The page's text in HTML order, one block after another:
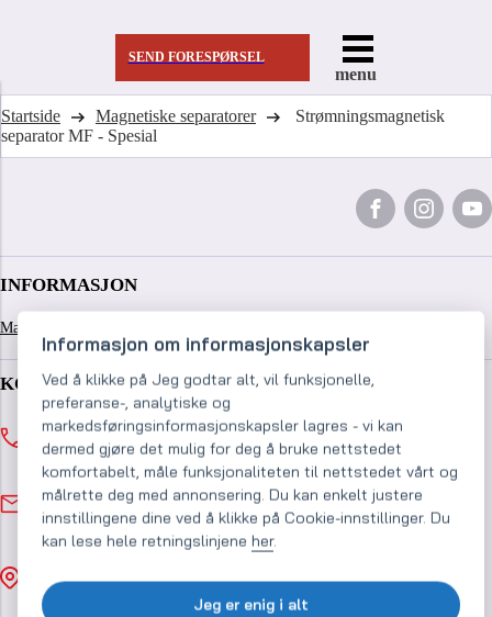
SEND FORESPØRSEL
menu
Startside Magnetiske separatorer
Strømningsmagnetisk
separator MF - Spesial
INFORMASJON
Magnetiske separatorer
KONTAKTER
+421918 182 189
Man-Fre: 8:00–16:00
info@magsy.no
Vi svarer innen 48 timer
Holešovská 457,
763 16 Fryšták, Tsjekkiske republikk
Informasjon om informasjonskapsler
Ved å klikke på Jeg godtar alt, vil funksjonelle,
preferanse-, analytiske og
markedsføringsinformasjonskapsler lagres - vi kan
dermed gjøre det mulig for deg å bruke nettstedet
komfortabelt, måle funksjonaliteten til nettstedet vårt og
målrette deg med annonsering. Du kan enkelt justere
innstillingene dine ved å klikke på Cookie-innstillinger. Du
kan lese hele retningslinjene her.
Jeg er enig i alt